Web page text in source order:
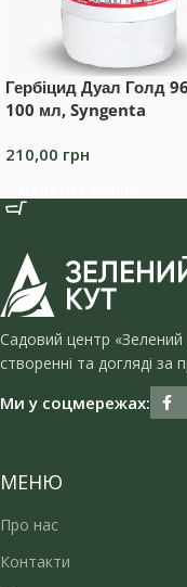
Гербіцид Дуал Голд
100 мл, Syngenta
210,00 грн
Садовий центр
створенні та догляді за
Ми у соцмережах:
МЕНЮ
Про нас
Контакти